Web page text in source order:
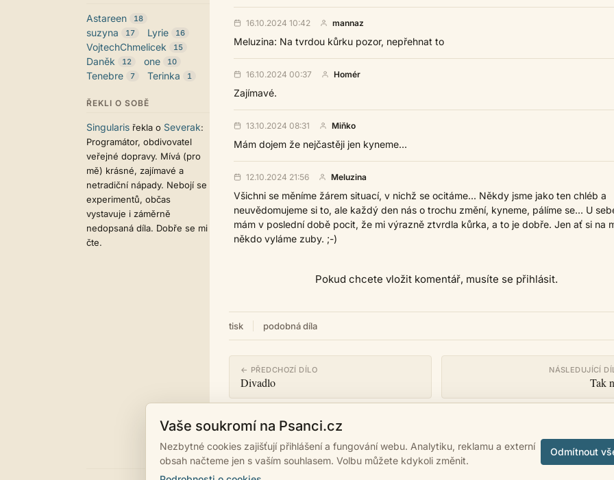
Astareen 18
suzyna 17 Lyrie 16
VojtechChmelicek 15
Daněk 12 one 10
Tenebre 7 Terinka 1
ŘEKLI O SOBĚ
Singularis řekla o Severak:
Programátor, obdivovatel
veřejné dopravy. Mívá (pro
mě) krásné, zajímavé a
netradiční nápady. Nebojí se
experimentů, občas
vystavuje i záměrně
nedopsaná díla. Dobře se mi
čte.
16.10.2024 10:42 mannaz
Meluzina: Na tvrdou kůrku pozor, nepřehnat to
16.10.2024 00:37 Homér
Zajímavé.
13.10.2024 08:31 Miňko
Mám dojem že nejčastěji jen kyneme...
12.10.2024 21:56 Meluzina
Všichni se měníme žárem situací, v nichž se ocitáme... Někdy jsme jako ten chléb a
neuvědomujeme si to, ale každý den nás o trochu změní, kyneme, pálíme se... U
mám v poslední době pocit, že mi výrazně ztvrdla kůrka, a to je dobře. Jen ať si na
někdo vyláme zuby. ;-)
Pokud chcete vložit komentář, musíte se přihlásit.
tisk podobná díla
← PŘEDCHOZÍ DÍLO
Divadlo
NÁSLEDUJÍCÍ
Tak
Vaše soukromí na Psanci.cz
Nezbytné cookies zajišťují přihlášení a fungování webu. Analytiku, reklamu a externí
obsah načteme jen s vaším souhlasem. Volbu můžete kdykoli změnit.
Odmítnout